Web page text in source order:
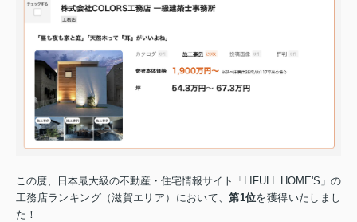
この度、日本最大級の不動産・住宅情報サイト「LIFULL HOME'S」の
工務店ランキング（滋賀エリア）において、第1位を獲得いたしまし
た！